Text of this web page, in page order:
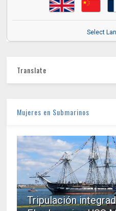
Select
Translate
Mujeres en Submarinos
Tripulación